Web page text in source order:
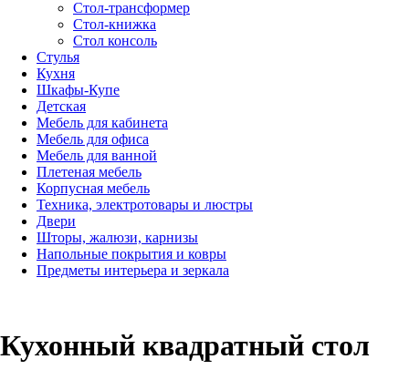
Стол-трансформер
Стол-книжка
Стол консоль
Стулья
Кухня
Шкафы-Купе
Детская
Мебель для кабинета
Мебель для офиса
Мебель для ванной
Плетеная мебель
Корпусная мебель
Техника, электротовары и люстры
Двери
Шторы, жалюзи, карнизы
Напольные покрытия и ковры
Предметы интерьера и зеркала
Кухонный квадратный стол